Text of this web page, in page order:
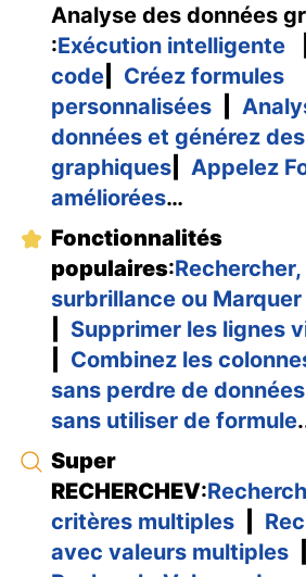
Analyse des données
:Exécution intelligente
code
Créez formules
personnalisées
données et générez des
graphiques
Appelez
améliorées…
Fonctionnalités
populaires:
surbrillance ou
Supprimer les lignes
Combinez les
sans perdre de données
sans utiliser de formule
Super
RECHERCHEV:
critères multiples
avec valeurs multiples